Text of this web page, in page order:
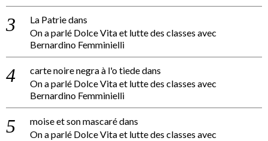
La Patriedans
On a parlé Dolce Vita et lutte des classes avec
Bernardino Femminielli
carte noire negra à l'o tiededans
On a parlé Dolce Vita et lutte des classes avec
Bernardino Femminielli
moise et son mascarédans
On a parlé Dolce Vita et lutte des classes avec